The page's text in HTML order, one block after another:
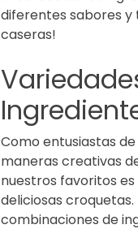
diferentes sabores y
caseras!
Como entusiastas
maneras creativas
nuestros favoritos
deliciosas
combinaciones de